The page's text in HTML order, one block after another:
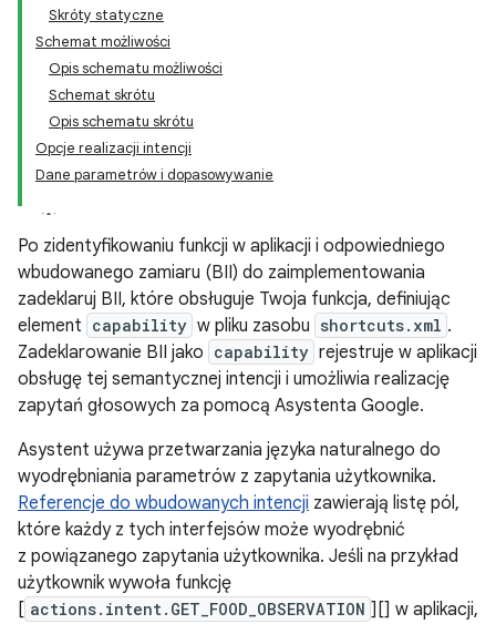
Skróty statyczne
Schemat możliwości
Opis schematu możliwości
Schemat skrótu
Opis schematu skrótu
Opcje realizacji intencji
Dane parametrów i dopasowywanie
Po zidentyfikowaniu funkcji w aplikacji i odpowiedniego
wbudowanego zamiaru (BII) do zaimplementowania
zadeklaruj BII, które obsługuje Twoja funkcja, definiując
element capability w pliku zasobu shortcuts.xml .
Zadeklarowanie BII jako capability rejestruje w aplikacji
obsługę tej semantycznej intencji i umożliwia realizację
zapytań głosowych za pomocą Asystenta Google.
Asystent używa przetwarzania języka naturalnego do
wyodrębniania parametrów z zapytania użytkownika.
Referencje do wbudowanych intencji zawierają listę pól,
które każdy z tych interfejsów może wyodrębnić
z powiązanego zapytania użytkownika. Jeśli na przykład
użytkownik wywoła funkcję
[ actions.intent.GET_FOOD_OBSERVATION ][] w aplikacji,